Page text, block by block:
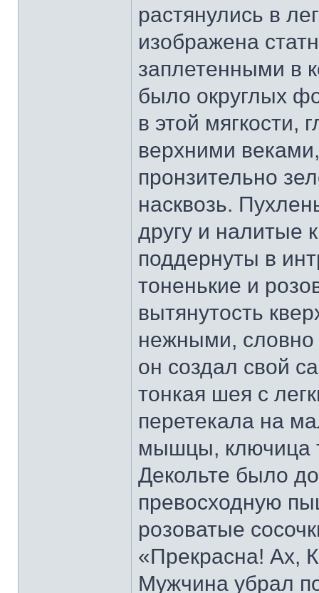
растянулись в
изображена
заплетенными в
было округлых
в этой мягкости,
верхними
пронзительно
насквозь.
другу и налитые
поддернуты в
тоненькие и
вытянутость
нежными, словно
он создал свой
тонкая шея с
перетекала на
мышцы, ключица
Декольте было
превосходную
розоватые
«Прекрасна! Ах,
Мужчина убрал